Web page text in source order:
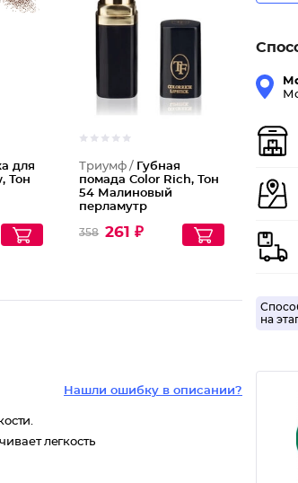
Помадка
для
Тон
Триумф / Губная
помада Color Rich, Тон
54 Малиновый
перламутр
358 261 ₽
Нашли ошибку в описании?
легкость
на